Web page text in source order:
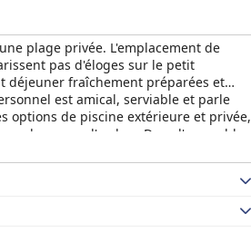
plage privée. L'emplacement de
pas d'éloges sur le petit
déjeuner fraîchement préparées et
est amical, serviable et parle
options de piscine extérieure et privée,
pour l'ombre. Dans l'ensemble,